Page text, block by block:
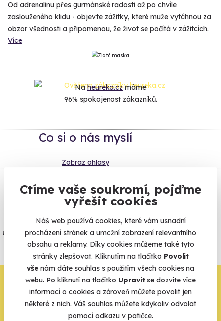
Ctíme vaše soukromí, pojďme
vyřešit cookies
Náš web používá cookies, které vám usnadní
procházení stránek a umožní zobrazení relevantního
obsahu a reklamy. Díky cookies můžeme také tyto
stránky zlepšovat. Kliknutím na tlačítko Povolit
vše nám dáte souhlas s použitím všech cookies na
webu. Po kliknutí na tlačítko Upravit se dozvíte více
informací o cookies a zároveň můžete povolit jen
některé z nich. Váš souhlas můžete kdykoliv odvolat
pomocí odkazu v patičce.
Od adrenalinu přes gurmánské radosti až po chvíle
zaslouženého klidu - objevte zážitky, které muže vytáhnou za
obzor všednosti a připomenou, že život se počítá v zážitcích.
Více
Naheureka.czmáme
96% spokojenost zákazníků.
Co si o nás myslí
Zobraz ohlasy
Vše umíme pojistit
Jeden nikdy neví. Máme nejvyšší
úrazové pojištění z nabídky zážitkových
agentur.
Vše o pojištění
Zbývá jeden krok,
zbytek zařídíme my